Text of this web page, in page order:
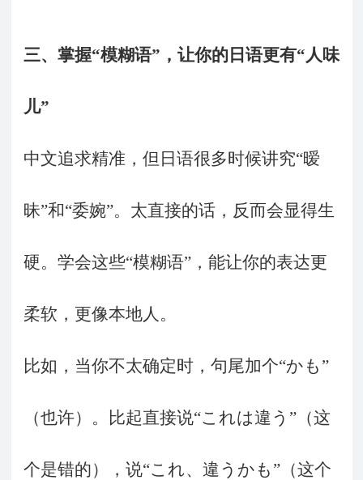
三、 掌握“模糊语”，让你的日语更有“人味
儿”
中文追求精准，但日语很多时候讲究“暧
昧”和“委婉”。太直接的话，反而会显得生
硬。学会这些“模糊语”，能让你的表达更
柔软，更像本地人。
比如，当你不太确定时，句尾加个“かも”
（也许）。比起直接说“これは違う”（这
个是错的），说“これ、違うかも”（这个